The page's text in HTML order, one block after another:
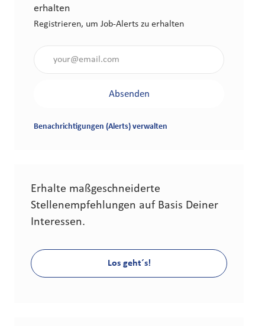
erhalten
Registrieren, um Job-Alerts zu erhalten
Absenden
Benachrichtigungen (Alerts) verwalten
Erhalte maßgeschneiderte
Stellenempfehlungen auf Basis Deiner
Interessen.
Los geht´s!